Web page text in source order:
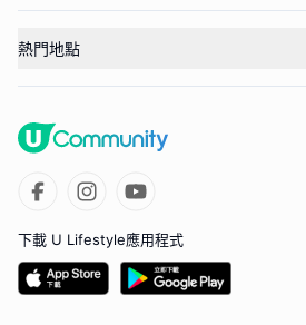
熱門地點
下載 U Lifestyle應用程式